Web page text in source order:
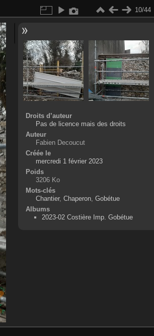
10/44
Droits d’auteur
Pas de licence mais des droits
Auteur
Fabien Decoucut
Créée le
mercredi 1 février 2023
Poids
3206 Ko
Mots-clés
Chantier, Chaperon, Gobétue
Albums
2023-02 Costière Imp. Gobétue